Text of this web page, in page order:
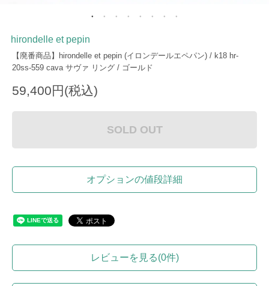
hirondelle et pepin
【廃番商品】hirondelle et pepin (イロンデールエペパン) / k18 hr-
20ss-559 cava サヴァ リング / ゴールド
59,400円(税込)
SOLD OUT
オプションの値段詳細
レビューを見る(0件)